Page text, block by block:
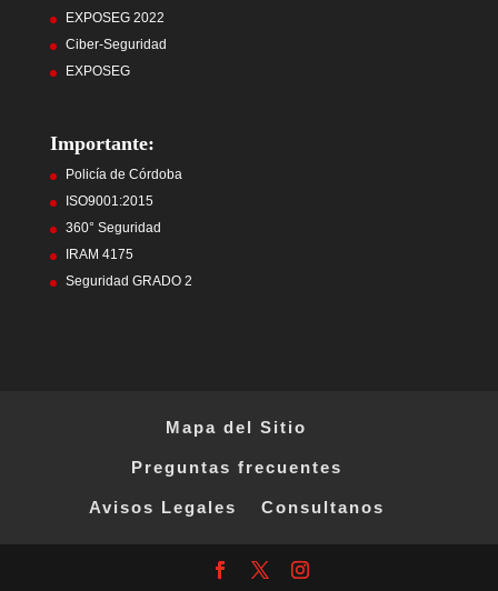
EXPOSEG 2022
Ciber-Seguridad
EXPOSEG
Importante:
Policía de Córdoba
ISO9001:2015
360° Seguridad
IRAM 4175
Seguridad GRADO 2
Mapa del Sitio
Preguntas frecuentes
Avisos Legales Consultanos
Facebook
X Instagram